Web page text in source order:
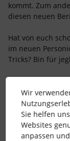
kommt. Zum
diesen neuen
Hat von euch
im neuen
Tricks? Bin für
Liebe Grüße aus
Nicole
berichte
Wir
Sie helfen
Websites
anpassen